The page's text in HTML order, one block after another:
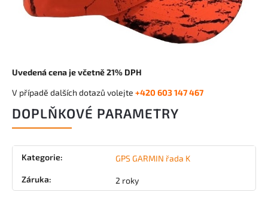
Uvedená cena je včetně 21% DPH
V případě dalších dotazů volejte +420 603 147 467
DOPLŇKOVÉ PARAMETRY
Kategorie: GPS GARMIN řada K
Záruka: 2 roky